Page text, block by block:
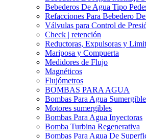
Bebederos De Agua Tipo
Refacciones Para Bebedero
Válvulas para Control de
Check | retención
Reductoras, Expulsoras y
Mariposa y Compuerta
Medidores de Flujo
Magnéticos
Flujómetros
BOMBAS PARA AGUA
Bombas Para Agua
Motores sumergibles
Bombas Para Agua Inyectoras
Bomba Turbina Regenerativa
Bombas Para Agua De